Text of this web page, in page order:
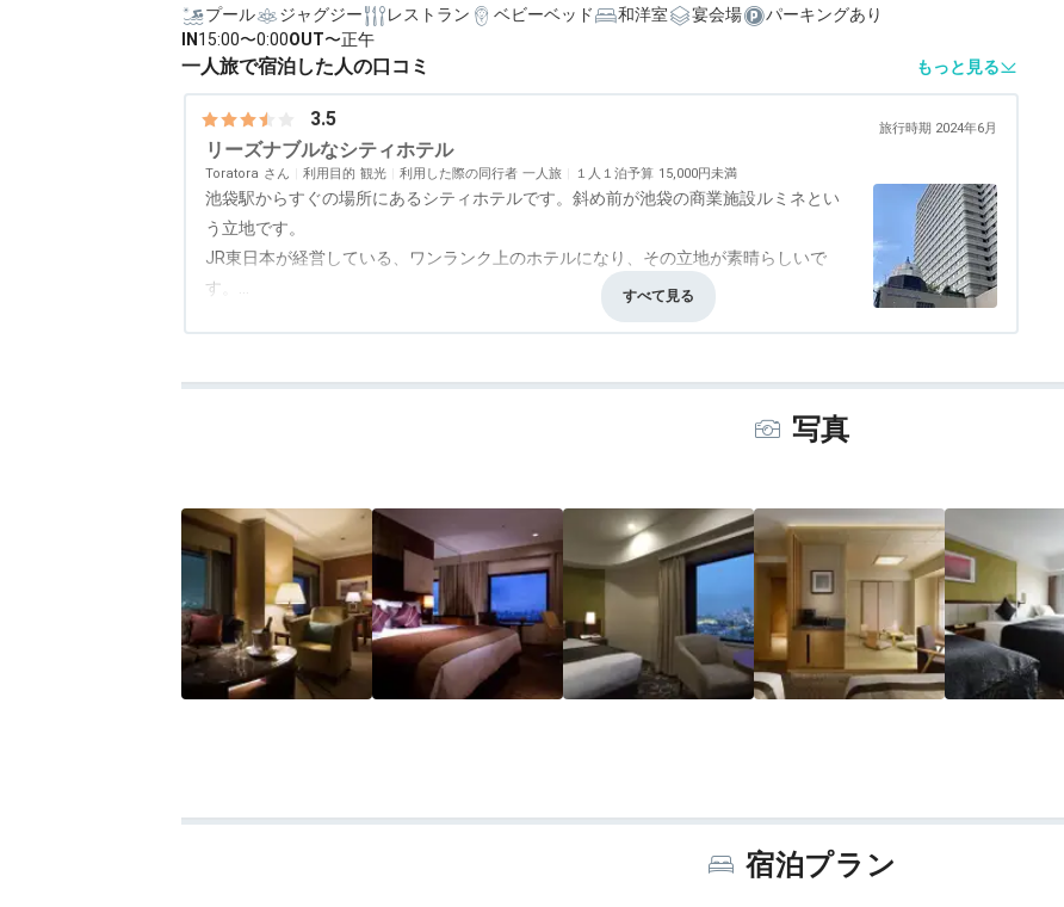
プール ジャグジー レストラン ベビーベッド 和洋室 宴会場
パーキングあり
IN 15:00〜0:00OUT〜正午
一人旅で宿泊した人の口コミ もっと見る
3.5 旅行時期 2024年6月
リーズナブルなシティホテル
Toratora 利用目的 観光 利用した際の同行者 一人旅 １人１泊予算 15,000円未満
池袋駅からすぐの場所にあるシティホテルです。斜め前が池袋の商業施設ルミネとい
う立地です。
JR東日本が経営している、ワンランク上のホテルになり、その立地が素晴らしいで
す。
部屋はスタンダードですが、街中ということを考えれば、中々良いです。
3.0 バリアフリー評価なし
写真
宿泊プラン